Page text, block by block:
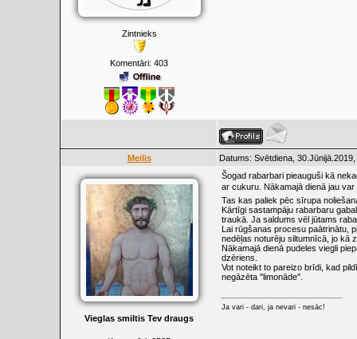
Zintnieks
Komentāri: 403
Meilis Datums: Svētdiena,
Vieglas smiltis Tev draugs
Šogad rabarbari pieauguši kā
ar cukuru. Nākamajā dienā jau
Tas kas paliek pēc sīrupa
Kārtīgi sastampāju rabarbaru
traukā. Ja saldums vēl jūtams
Lai rūgšanas procesu paātrinātu,
nedēļas noturēju siltumnīcā, jo kā
Nākamajā dienā pudeles viegli
dzēriens.
Vot noteikt to pareizo brīdi, kad
negāzēta ''limonāde''.
Ja vari - dari, ja nevari - nesāc!